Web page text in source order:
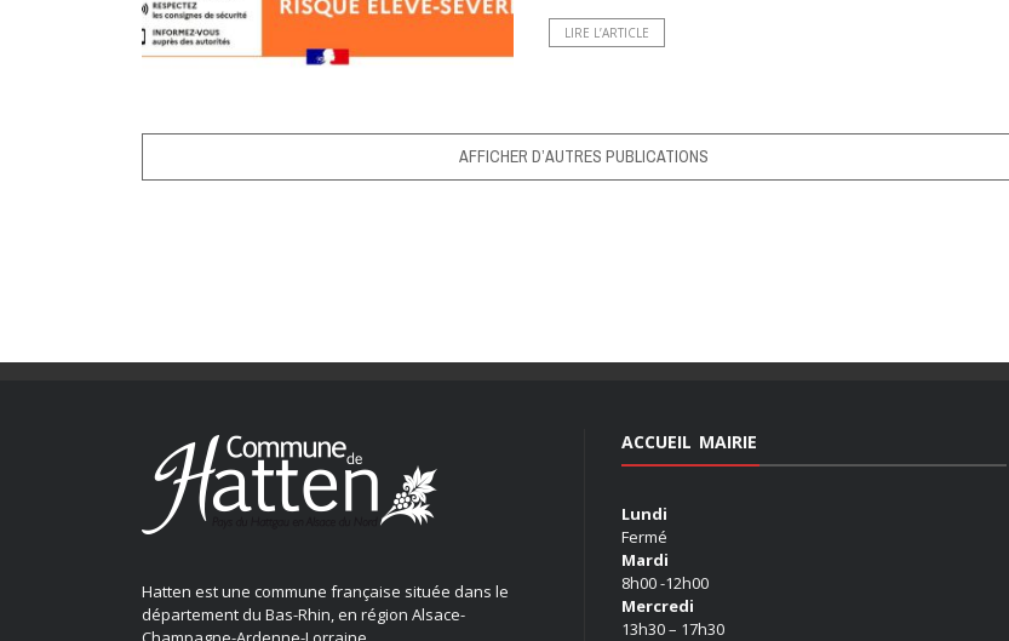
LIRE L’ARTICLE
AFFICHER D’AUTRES PUBLICATIONS
Hatten est une commune française située dans le
département du Bas-Rhin, en région Alsace-
ACCUEIL MAIRIE
Lundi
Fermé
Mardi
8h00 -12h00
Mercredi
13h30 – 17h30